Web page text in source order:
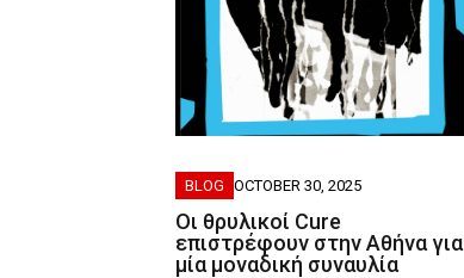
BLOG OCTOBER 30, 2025
Οι θρυλικοί Cure
επιστρέφουν στην Αθήνα για
μία μοναδική συναυλία